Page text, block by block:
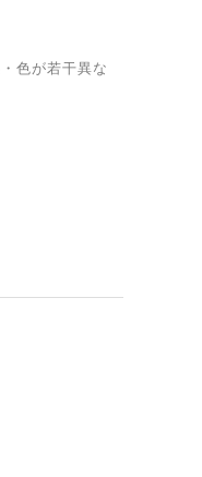
色が若干異な